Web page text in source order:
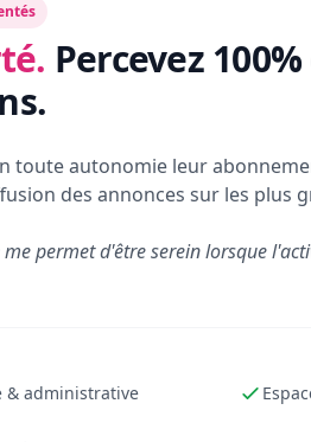
Percevez
toute autonomie leur
des annonces sur les plus
permet d'être serein lorsque
& administrative